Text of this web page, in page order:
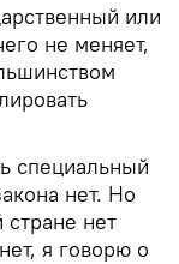
или
не меняет,
специальный
нет. Но
стране нет
я говорю о